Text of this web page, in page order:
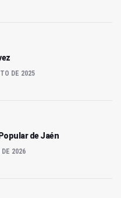
DE 2025
de Jaén
DE 2026